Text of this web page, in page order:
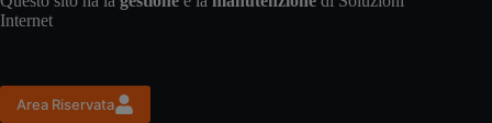
Internet
Area Riservata